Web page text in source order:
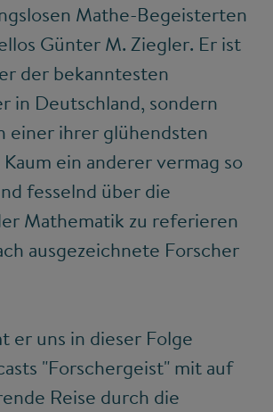
Mathe-Begeisterten
Günter M. Ziegler. Er ist
der bekanntesten
in Deutschland, sondern
einer ihrer glühendsten
ein anderer vermag so
fesselnd über die
Mathematik zu referieren
ausgezeichnete Forscher
er uns in dieser Folge
"Forschergeist" mit auf
Reise durch die